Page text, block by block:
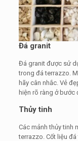
Đá granit
Đá granit được sử
trong đá terrazzo.
hãy cân nhắc. Vẻ
hiện rõ ràng ở bước
Thủy tinh
Các mảnh thủy tinh
terrazzo. Cốt liệu